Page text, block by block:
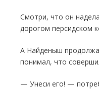
Смотри, что он
дорогом персидском
А Найденыш
понимал, что
— Унеси его! —